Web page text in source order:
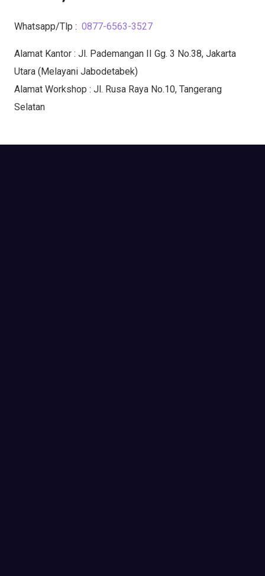
Whatsapp/Tlp : 0877-6563-3527
Alamat Kantor : Jl. Pademangan II Gg. 3 No.38, Jakarta
Utara (Melayani Jabodetabek)
Alamat Workshop : Jl. Rusa Raya No.10, Tangerang
Selatan